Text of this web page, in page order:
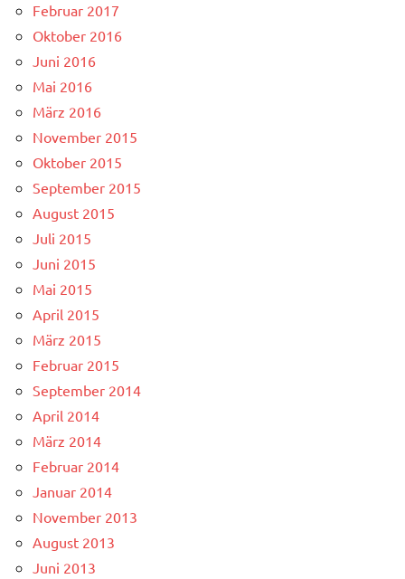
Februar 2017
Oktober 2016
Juni 2016
Mai 2016
März 2016
November 2015
Oktober 2015
September 2015
August 2015
Juli 2015
Juni 2015
Mai 2015
April 2015
März 2015
Februar 2015
September 2014
April 2014
März 2014
Februar 2014
Januar 2014
November 2013
August 2013
Juni 2013